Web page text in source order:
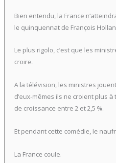
Bien entendu, la France
le quinquennat de François
Le plus rigolo, c’est que les
croire.
A la télévision, les ministres
d’eux-mêmes ils ne croient plus
de croissance entre 2 et 2,5 %.
Et pendant cette comédie, le
La France coule.